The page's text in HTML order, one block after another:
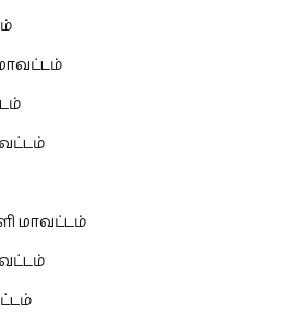
மாவட்டம்